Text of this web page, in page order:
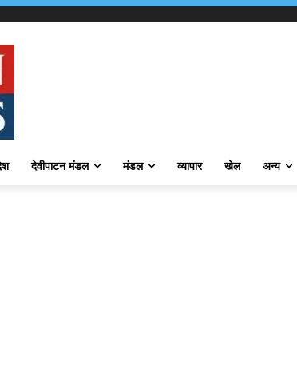
देवीपाटन मंडल मंडल व्यापार खेल अन्य